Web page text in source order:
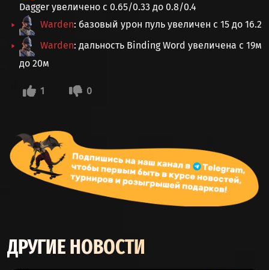
Dagger увеличено с 0.65/0.33 до 0.8/0.4
Warden: базовый урон пуль увеличен с 15 до 16.2
Warden: дальность Binding Word увеличена с 19м
до 20м
1 0
ДРУГИЕ НОВОСТИ